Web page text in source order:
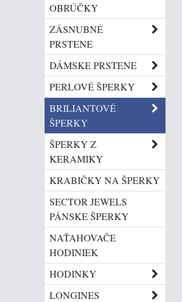
OBRÚČKY
ZÁSNUBNÉ
PRSTENE
DÁMSKE PRSTENE
PERLOVÉ ŠPERKY
BRILIANTOVÉ
ŠPERKY
ŠPERKY Z
KERAMIKY
KRABIČKY NA ŠPERKY
SECTOR JEWELS
PÁNSKE ŠPERKY
NAŤAHOVAČE
HODINIEK
HODINKY
LONGINES